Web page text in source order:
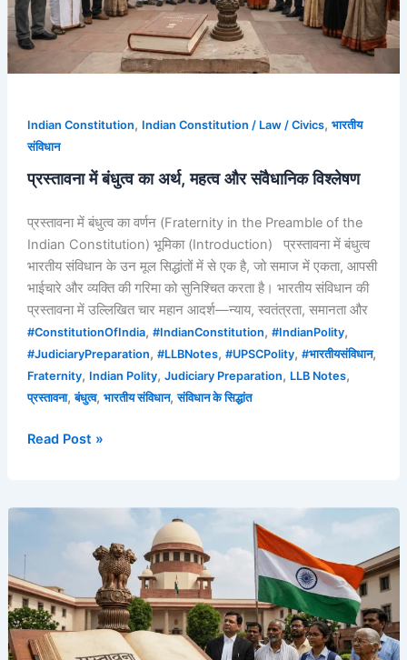
Indian Constitution, Indian Constitution / Law / Civics, भारतीय
संविधान
प्रस्तावना में बंधुत्व का अर्थ, महत्व और संवैधानिक विश्लेषण
प्रस्तावना में बंधुत्व का वर्णन (Fraternity in the Preamble of the
Indian Constitution) भूमिका (Introduction) प्रस्तावना में बंधुत्व
भारतीय संविधान के उन मूल सिद्धांतों में से एक है, जो समाज में एकता, आपसी
भाईचारे और व्यक्ति की गरिमा को सुनिश्चित करता है। भारतीय संविधान की
प्रस्तावना में उल्लिखित चार महान आदर्श—न्याय, स्वतंत्रता, समानता और
#ConstitutionOfIndia, #IndianConstitution, #IndianPolity,
#JudiciaryPreparation, #LLBNotes, #UPSCPolity, #भारतीयसंविधान,
Fraternity, Indian Polity, Judiciary Preparation, LLB Notes,
प्रस्तावना,बंधुत्व, भारतीय संविधान,संविधान के सिद्धांत
संवैधानिक
विश्लेषण
Read Post »
प्रस्तावना:
महत्व,
सिद्धांत
और